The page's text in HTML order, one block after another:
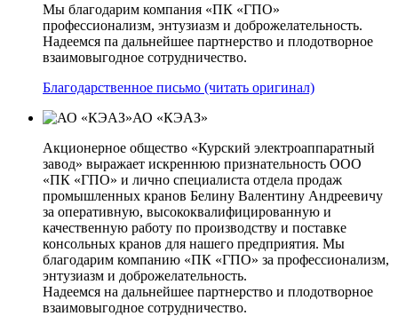
Мы благодарим компания «ПК «ГПО»
профессионализм, энтузиазм и доброжелательность.
Надеемся па дальнейшее партнерство и плодотворное
взаимовыгодное сотрудничество.
Благодарственное письмо (читать оригинал)
АО «КЭАЗ»
Акционерное общество «Курский электроаппаратный
завод» выражает искреннюю признательность ООО
«ПК «ГПО» и лично специалиста отдела продаж
промышленных кранов Белину Валентину Андреевичу
за оперативную, высококвалифицированную и
качественную работу по производству и поставке
консольных кранов для нашего предприятия. Мы
благодарим компанию «ПК «ГПО» за профессионализм,
энтузиазм и доброжелательность.
Надеемся на дальнейшее партнерство и плодотворное
взаимовыгодное сотрудничество.